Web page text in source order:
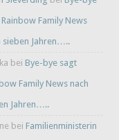
Family News
sieben Jahren…..
bei Bye-bye sagt
Family News nach
Jahren…..
bei Familienministerin